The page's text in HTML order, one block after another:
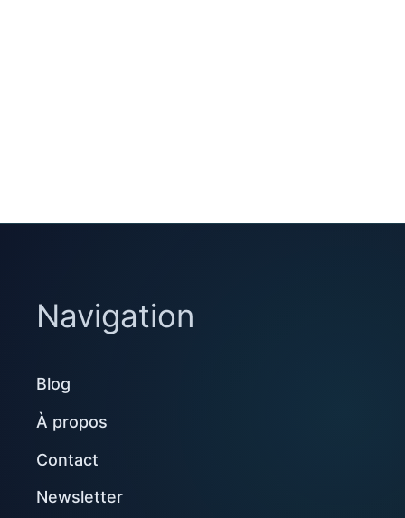
Navigation
Blog
À propos
Contact
Newsletter